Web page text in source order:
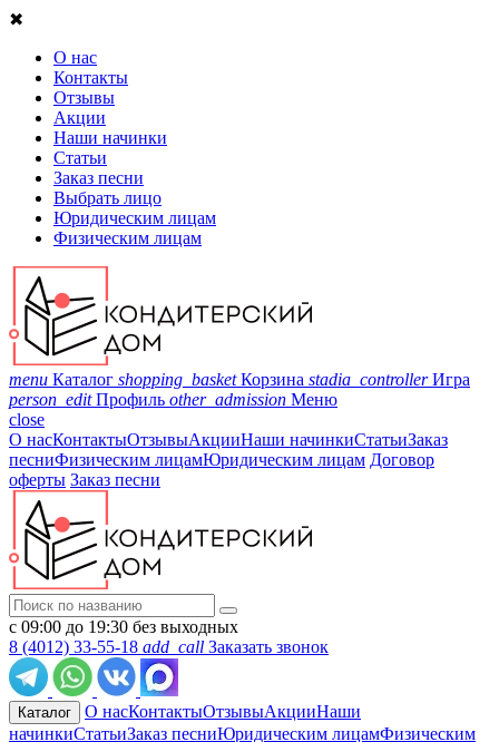
✖
О нас
Контакты
Отзывы
Акции
Наши начинки
Статьи
Заказ песни
Выбрать лицо
Юридическим лицам
Физическим лицам
menu Каталог shopping_basket Корзина stadia_controller Игра
person_edit Профиль other_admission Меню
close
О насКонтактыОтзывыАкцииНаши начинкиСтатьиЗаказ
песниФизическим лицамЮридическим лицам Договор
оферты Заказ песни
с 09:00 до 19:30 без выходных
8 (4012) 33-55-18 add_call Заказать звонок
Каталог О насКонтактыОтзывыАкцииНаши
начинкиСтатьиЗаказ песниЮридическим лицамФизическим